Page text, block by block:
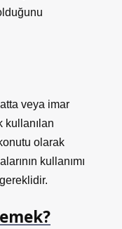
veya imar
kullanılan
olarak
kullanımı